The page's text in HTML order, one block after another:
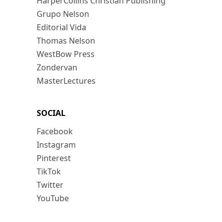
Grupo Nelson
Editorial Vida
Thomas Nelson
WestBow Press
Zondervan
MasterLectures
SOCIAL
Facebook
Instagram
Pinterest
TikTok
Twitter
YouTube